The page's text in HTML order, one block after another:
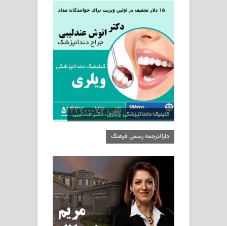
کلینیک دندانپزشکی ویلری، دکتر عندلیبی
دارالترجمه رسمی فرهنگ